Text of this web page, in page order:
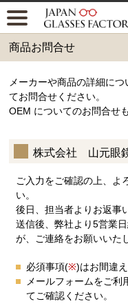
商品お問合せ
メーカーや商品の詳細に
てお問合せください。
OEM についてのお問合せ
株式会社 山元眼
ご入力をご確認の上、よ
い。
後日、担当者よりお返事
送信後、弊社より5営業
が、ご連絡をお願いいた
必須事項(※)はお間違
メールフォームをご利
てご確認ください。